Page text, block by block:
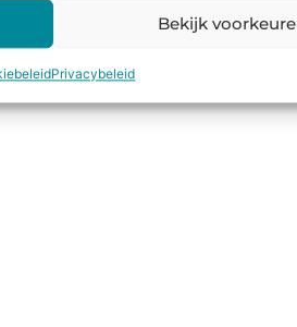
Bekijk
Privacybeleid